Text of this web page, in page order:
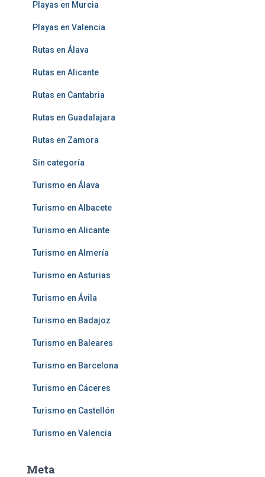
Playas en Murcia
Playas en Valencia
Rutas en Álava
Rutas en Alicante
Rutas en Cantabria
Rutas en Guadalajara
Rutas en Zamora
Sin categoría
Turismo en Álava
Turismo en Albacete
Turismo en Alicante
Turismo en Almería
Turismo en Asturias
Turismo en Ávila
Turismo en Badajoz
Turismo en Baleares
Turismo en Barcelona
Turismo en Cáceres
Turismo en Castellón
Turismo en Valencia
Meta